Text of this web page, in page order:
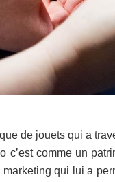
de jouets qui a
c’est comme un
qui lui a